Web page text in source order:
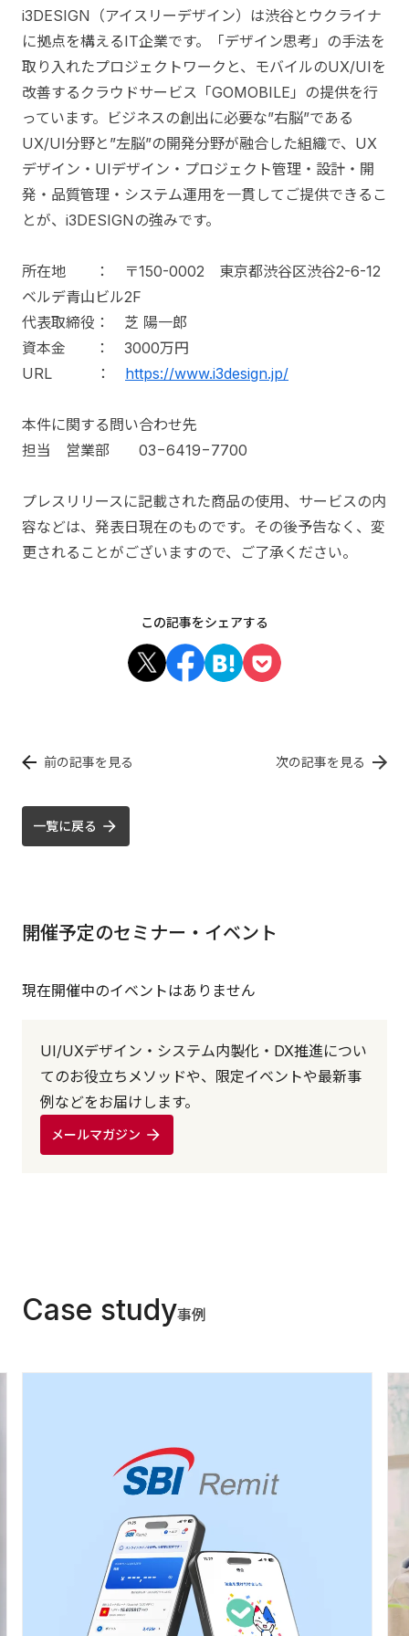
i3DESIGN（アイスリーデザイン）は渋谷とウクライナ
に拠点を構えるIT企業です。「デザイン思考」の手法を
取り入れたプロジェクトワークと、モバイルのUX/UIを
改善するクラウドサービス「GOMOBILE」の提供を行
っています。ビジネスの創出に必要な”右脳”である
UX/UI分野と”左脳”の開発分野が融合した組織で、UX
デザイン・UIデザイン・プロジェクト管理・設計・開
発・品質管理・システム運用を一貫してご提供できるこ
とが、i3DESIGNの強みです。
所在地 ： 〒150-0002 東京都渋谷区渋谷2-6-12
ベルデ青山ビル2F
代表取締役： 芝 陽一郎
資本金 ： 3000万円
URL ： https://www.i3design.jp/
本件に関する問い合わせ先
担当 営業部 03−6419−7700
プレスリリースに記載された商品の使用、サービスの内
容などは、発表日現在のものです。その後予告なく、変
更されることがございますので、ご了承ください。
この記事をシェアする
前の記事を見る 次の記事を見る
一覧に戻る
開催予定のセミナー・イベント
現在開催中のイベントはありません
UI/UXデザイン・システム内製化・DX推進につい
てのお役立ちメソッドや、限定イベントや最新事
例などをお届けします。
メールマガジン
Case study事例